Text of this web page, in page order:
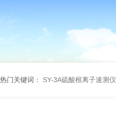
热门关键词： SY-3A硫酸根离子速测仪